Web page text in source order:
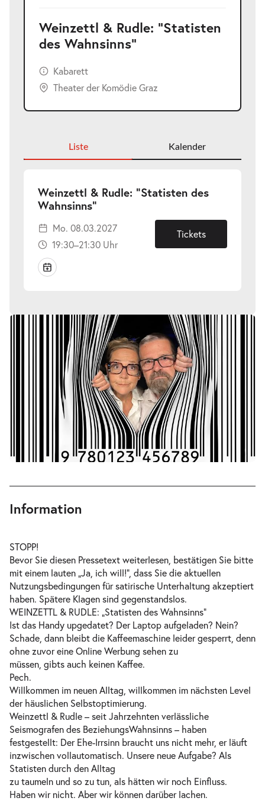
Weinzettl & Rudle: "Statisten
des Wahnsinns"
Kabarett
Theater der Komödie Graz
Liste Kalender
Weinzettl & Rudle: "Statisten des
Wahnsinns"
08.03.2027
Mo. 08.03.2027
19:30–21:30 Uhr
Tickets
Information
STOPP!
Bevor Sie diesen Pressetext weiterlesen, bestätigen Sie bitte
mit einem lauten „Ja, ich will!“, dass Sie die aktuellen
Nutzungsbedingungen für satirische Unterhaltung akzeptiert
haben. Spätere Klagen sind gegenstandslos.
WEINZETTL & RUDLE: „Statisten des Wahnsinns“
Ist das Handy upgedatet? Der Laptop aufgeladen? Nein?
Schade, dann bleibt die Kaffeemaschine leider gesperrt, denn
ohne zuvor eine Online Werbung sehen zu
müssen, gibts auch keinen Kaffee.
Pech.
Willkommen im neuen Alltag, willkommen im nächsten Level
der häuslichen Selbstoptimierung.
Weinzettl & Rudle – seit Jahrzehnten verlässliche
Seismografen des BeziehungsWahnsinns – haben
festgestellt: Der Ehe-Irrsinn braucht uns nicht mehr, er läuft
inzwischen vollautomatisch. Unsere neue Aufgabe? Als
Statisten durch den Alltag
zu taumeln und so zu tun, als hätten wir noch Einfluss.
Haben wir nicht. Aber wir können darüber lachen.